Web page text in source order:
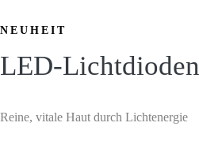
NEUHEIT
LED-
Reine, vitale Haut durch Lichtenergie